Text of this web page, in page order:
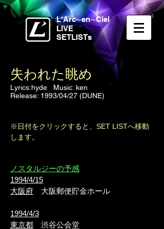
L'Arc〜en〜Ciel
LIVE
SETLISTs
失われた眺め
Lyrics:hyde Music: ken
Release: 1993/04/27 (DUNE)
※日付をクリックすると、SET LISTへ移動
します。
ノスタルジーの予感
1994/4/15
大阪府 大阪郵便貯金ホール
1994/4/3
東京都 渋谷公会堂